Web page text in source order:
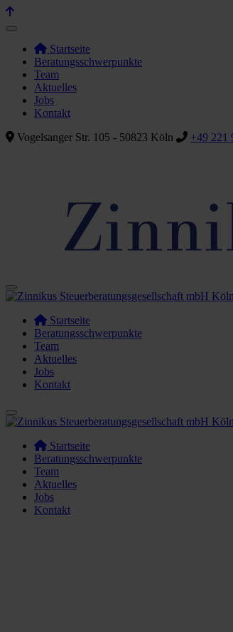
Startseite
Beratungsschwerpunkte
Team
Aktuelles
Jobs
Kontakt
Vogelsanger Str. 105 - 50823 Köln
+49 221
Startseite
Beratungsschwerpunkte
Team
Aktuelles
Jobs
Kontakt
Startseite
Beratungsschwerpunkte
Team
Aktuelles
Jobs
Kontakt